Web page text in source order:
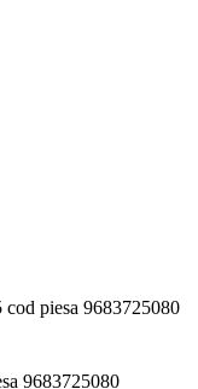
piesa 9683725080